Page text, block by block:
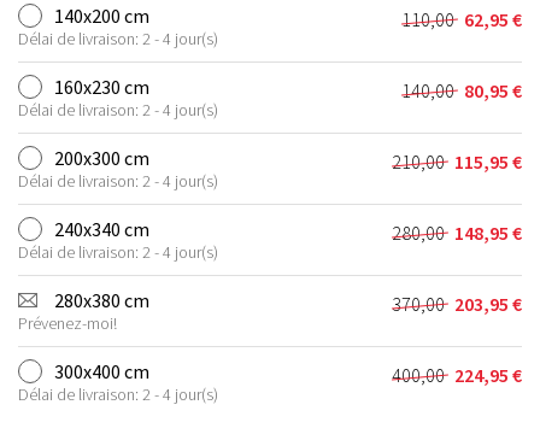
initial
était :
85,00 €.
actuel
est :
50,95 €.
140x200 cm
Délai de livraison: 2 - 4 jour(s)
110,00
Le
prix
initial
était :
110,00 €.
62,95 €
Le
prix
actuel
est :
62,95 €.
160x230 cm
Délai de livraison: 2 - 4 jour(s)
140,00
Le
prix
initial
était :
140,00 €.
80,95 €
Le
prix
actuel
est :
80,95 €.
200x300 cm
Délai de livraison: 2 - 4 jour(s)
210,00
Le
prix
initial
était :
210,00 €.
115,95 €
Le
prix
actuel
est :
115,95 €.
240x340 cm
Délai de livraison: 2 - 4 jour(s)
280,00
Le
prix
initial
était :
280,00 €.
148,95 €
Le
prix
actuel
est :
148,95 €.
280x380 cm
Prévenez-moi!
370,00
Le
prix
initial
était :
203,95 €
Le
prix
actuel
est :
300x400 cm
Délai de livraison: 2 - 4 jour(s)
400,00
Le 224,95 €
Le